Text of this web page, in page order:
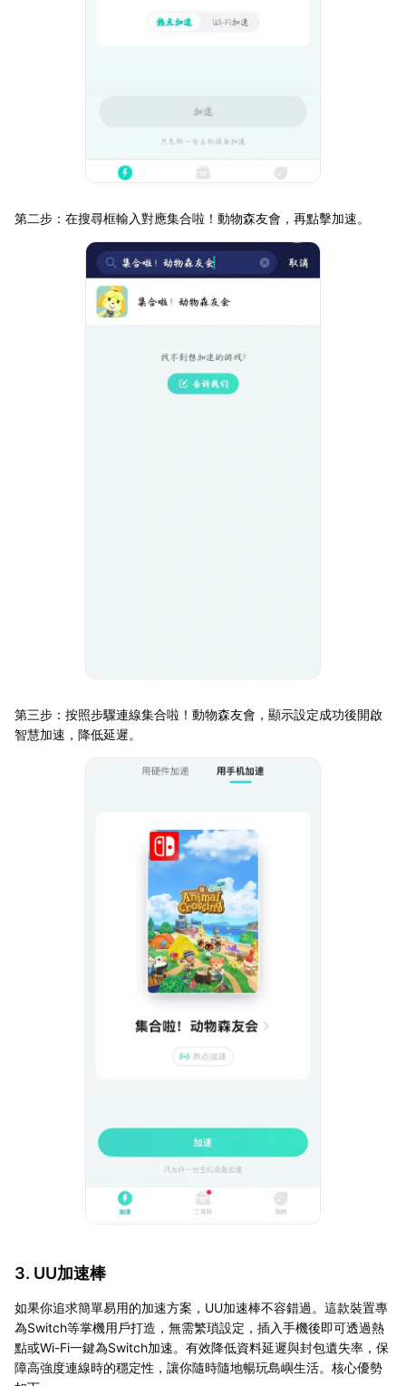
第二步：在搜尋框輸入對應集合啦！動物森友會，再點擊加速。
第三步：按照步驟連線集合啦！動物森友會，顯示設定成功後開啟
智慧加速，降低延遲。
3. UU加速棒
如果你追求簡單易用的加速方案，UU加速棒不容錯過。這款裝置專
為Switch等掌機用戶打造，無需繁瑣設定，插入手機後即可透過熱
點或Wi-Fi一鍵為Switch加速。有效降低資料延遲與封包遺失率，保
障高強度連線時的穩定性，讓你隨時隨地暢玩島嶼生活。核心優勢